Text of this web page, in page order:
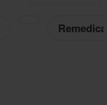
Remedica